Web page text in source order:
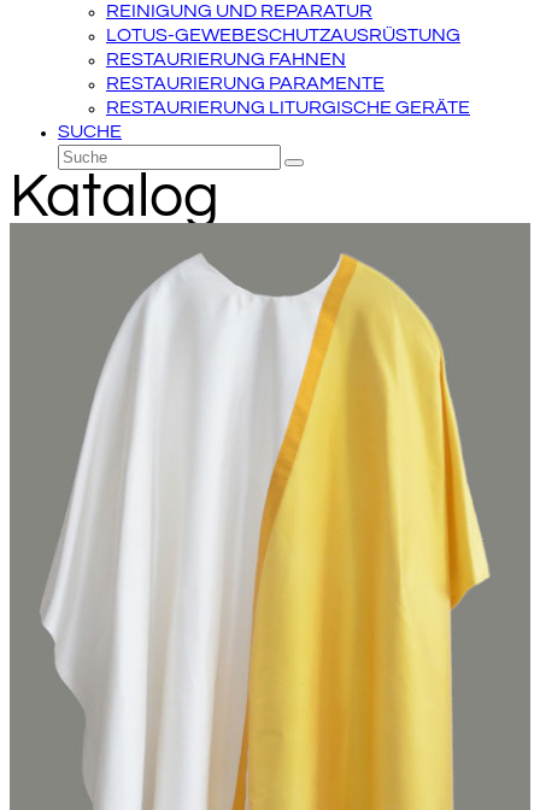
REINIGUNG UND REPARATUR
LOTUS-GEWEBESCHUTZAUSRÜSTUNG
RESTAURIERUNG FAHNEN
RESTAURIERUNG PARAMENTE
RESTAURIERUNG LITURGISCHE GERÄTE
SUCHE
Suche
Senden
Katalog